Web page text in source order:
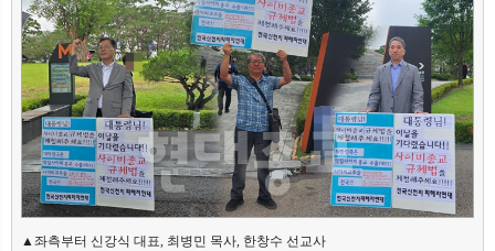
▲좌측부터 신강식 대표, 최병민 목사, 한창수 선교사